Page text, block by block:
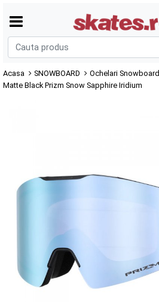
Acasa SNOWBOARD Ochelari Snowboard
Matte Black Prizm Snow Sapphire Iridium